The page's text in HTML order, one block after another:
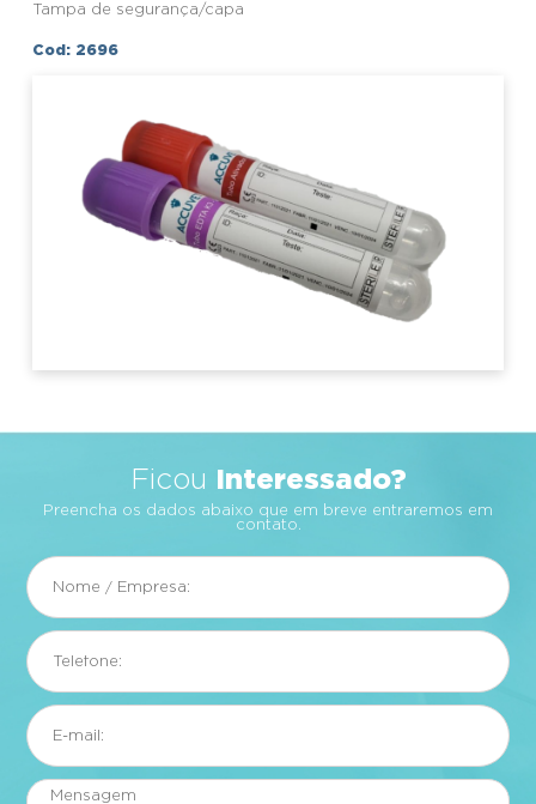
Tampa de segurança/capa
Cod: 2696
Ficou Interessado?
Preencha os dados abaixo que em breve entraremos em
contato.